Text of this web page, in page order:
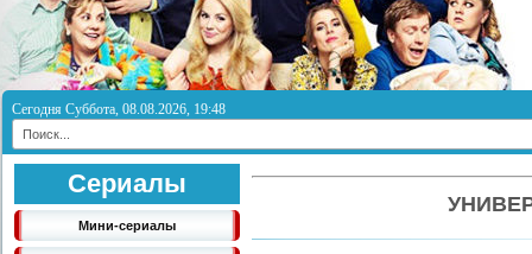
Сегодня Суббота, 08.08.2026, 19:48
Сериалы
Мини-сериалы